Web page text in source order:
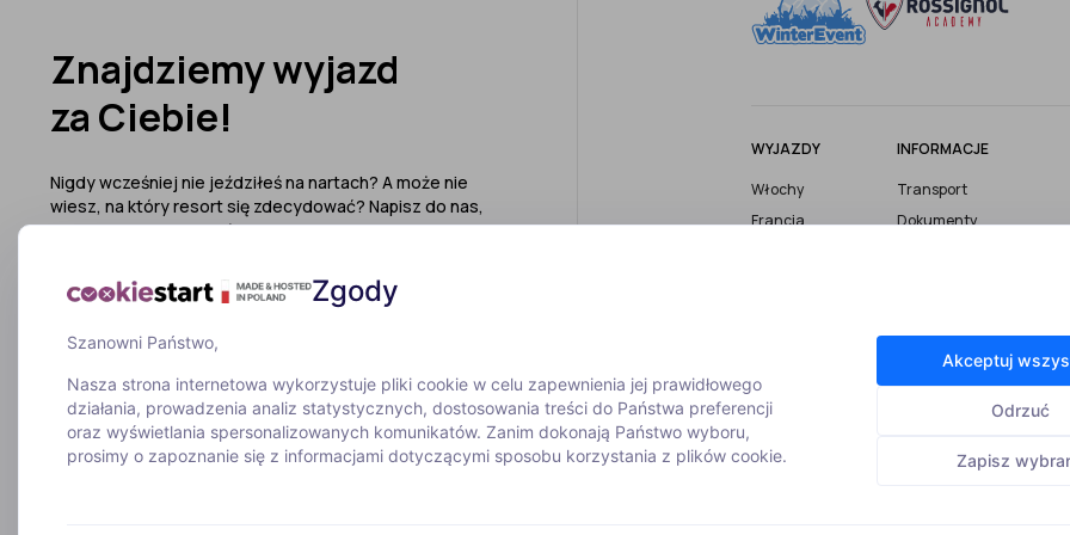
Znajdziemy wyjazd
za Ciebie!
Nigdy wcześniej nie jeździłeś na nartach? A może nie
wiesz, na który resort się zdecydować? Napisz do nas,
ze wszystkim Ci pomożemy!
Wypełnij formularz
Wolisz porozmawiać?
52 307 66 88
WYJAZDY
Włochy
Francja
instruktorem
INFORMACJE
Transport
Dokumenty
Gwarancyjny
Informacje i porady
Zgody
Szanowni Państwo,
Nasza strona internetowa wykorzystuje pliki cookie w celu zapewnienia jej prawidłowego
działania, prowadzenia analiz statystycznych, dostosowania treści do Państwa preferencji
oraz wyświetlania spersonalizowanych komunikatów. Zanim dokonają Państwo wyboru,
prosimy o zapoznanie się z informacjami dotyczącymi sposobu korzystania z plików cookie.
Akceptuj
Odrzuć
Zapisz